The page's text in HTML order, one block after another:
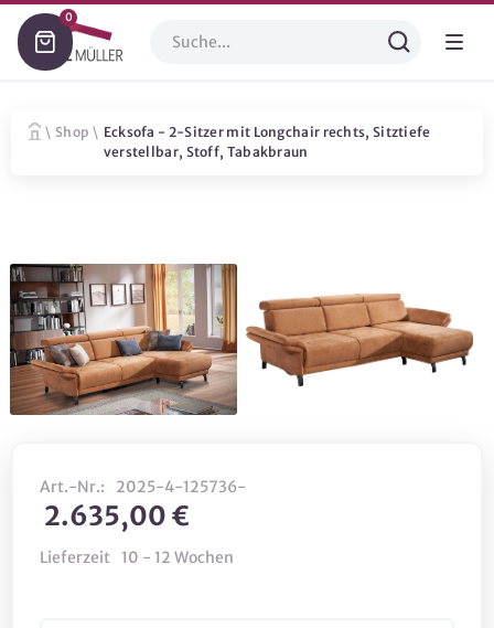
0
\ Shop \ Ecksofa - 2-Sitzer mit Longchair rechts, Sitztiefe
verstellbar, Stoff, Tabakbraun
Art.-Nr.: 2025-4-125736-
2.635,00 €
Lieferzeit 10 - 12 Wochen